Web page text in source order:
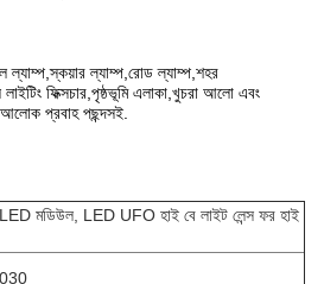
ল্যাম্প,স্কয়ার ল্যাম্প,রোড ল্যাম্প,শহর
ফিক্সচার,পৃষ্ঠভূমি এলাকা,খুচরা আলো এবং
প্রবাহ পছন্দসই.
মডিউল, LED UFO হাই বে লাইট লেন্স ফর হাই